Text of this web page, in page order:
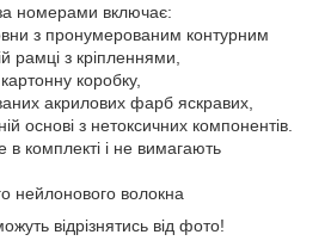
номерами включає:
з пронумерованим контурним
рамці з кріпленнями,
коробку,
акрилових фарб яскравих,
основі з нетоксичних компонентів.
в комплекті і не вимагають
нейлонового волокна
відрізнятись від фото!